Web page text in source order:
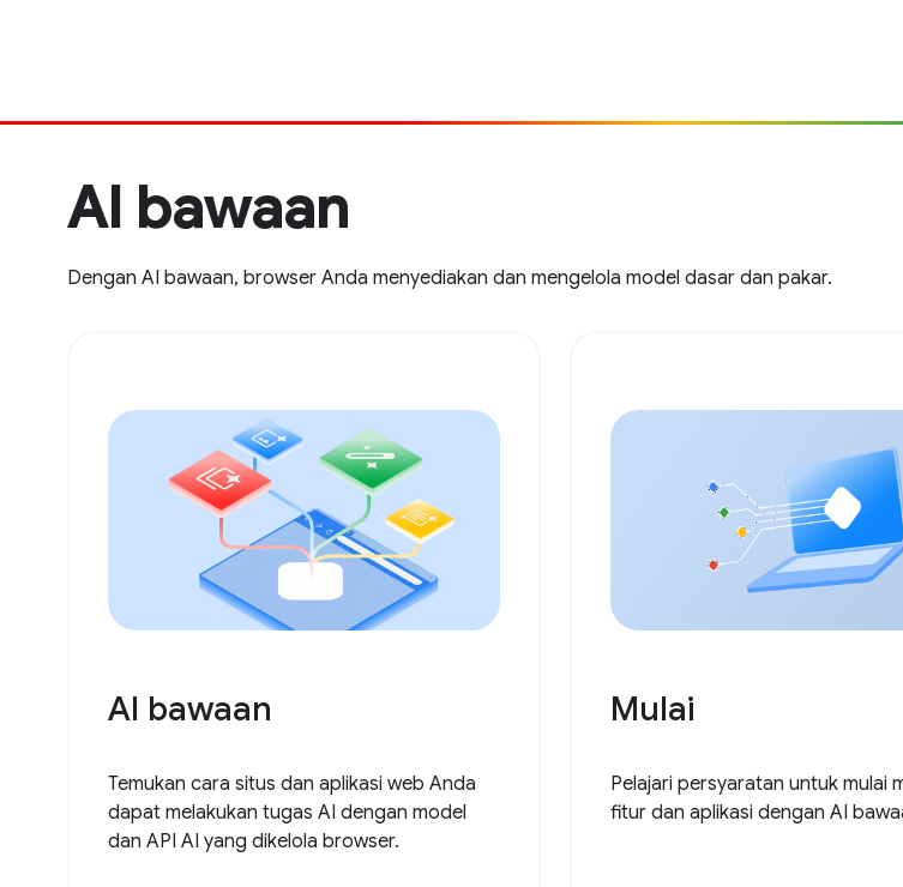
AI bawaan
Dengan AI bawaan, browser Anda menyediakan dan mengelola model dasar dan pakar.
AI bawaan
Temukan cara situs dan aplikasi web Anda
dapat melakukan tugas AI dengan model
dan API AI yang dikelola browser.
Mulai
Pelajari persyaratan untuk mulai
fitur dan aplikasi dengan AI